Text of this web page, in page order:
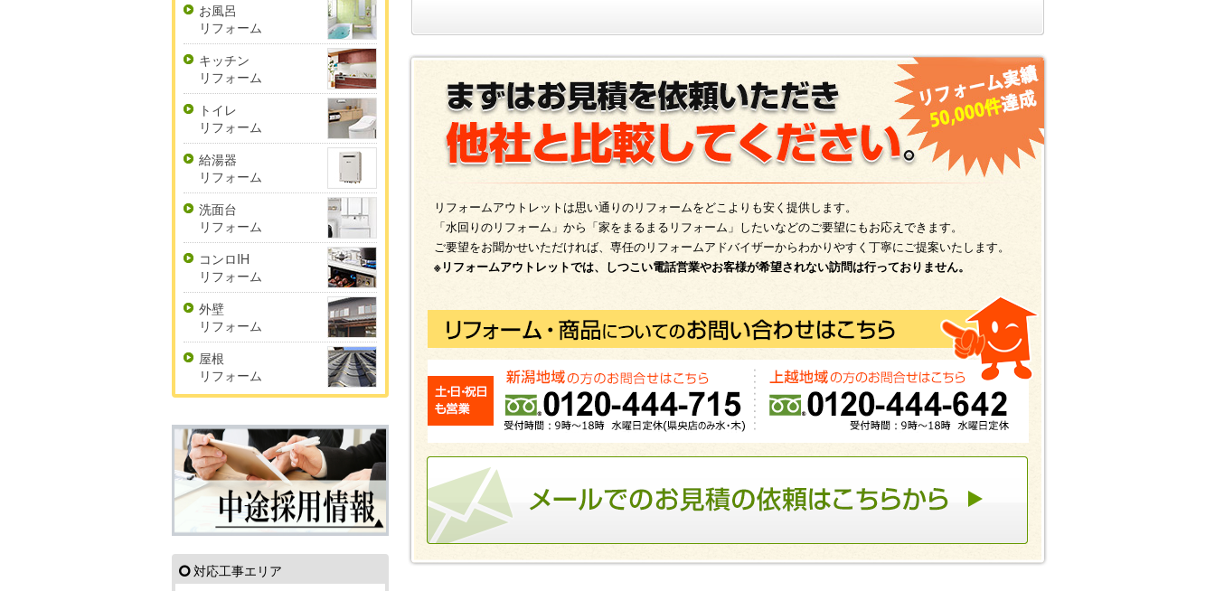
リフォームアウトレットは思い通りのリフォームをどこよりも安く提供します。
「水回りのリフォーム」から「家をまるまるリフォーム」したいなどのご要望にもお応えできます。
ご要望をお聞かせいただければ、専任のリフォームアドバイザーからわかりやすく丁寧にご提案いたします。
※リフォームアウトレットでは、しつこい電話営業やお客様が希望されない訪問は行っておりません。
お風呂
リフォーム
キッチン
リフォーム
トイレ
リフォーム
給湯器
リフォーム
洗面台
リフォーム
コンロIH
リフォーム
外壁
リフォーム
屋根
リフォーム
対応工事エリア